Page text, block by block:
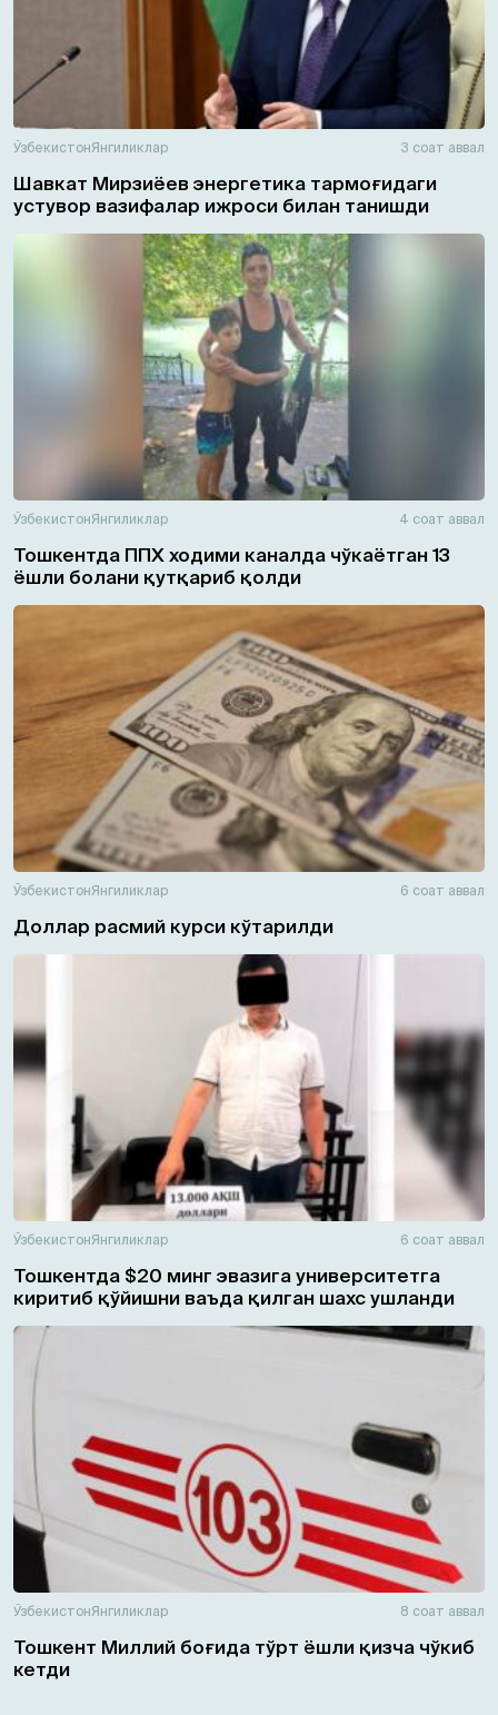
ЎзбекистонЯнгиликлар 3 соат аввал
Шавкат Мирзиёев энергетика тармоғидаги
устувор вазифалар ижроси билан танишди
ЎзбекистонЯнгиликлар 4 соат аввал
Тошкентда ППХ ходими каналда чўкаётган 13
ёшли болани қутқариб қолди
ЎзбекистонЯнгиликлар 6 соат аввал
Доллар расмий курси кўтарилди
ЎзбекистонЯнгиликлар 6 соат аввал
Тошкентда $20 минг эвазига университетга
киритиб қўйишни ваъда қилган шахс ушланди
ЎзбекистонЯнгиликлар 8 соат аввал
Тошкент Миллий боғида тўрт ёшли қизча чўкиб
кетди